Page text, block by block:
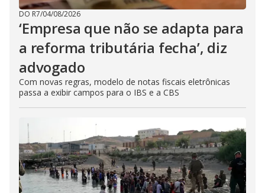
DO R7/04/08/2026
‘Empresa que não se adapta para
a reforma tributária fecha’, diz
advogado
Com novas regras, modelo de notas fiscais eletrônicas
passa a exibir campos para o IBS e a CBS